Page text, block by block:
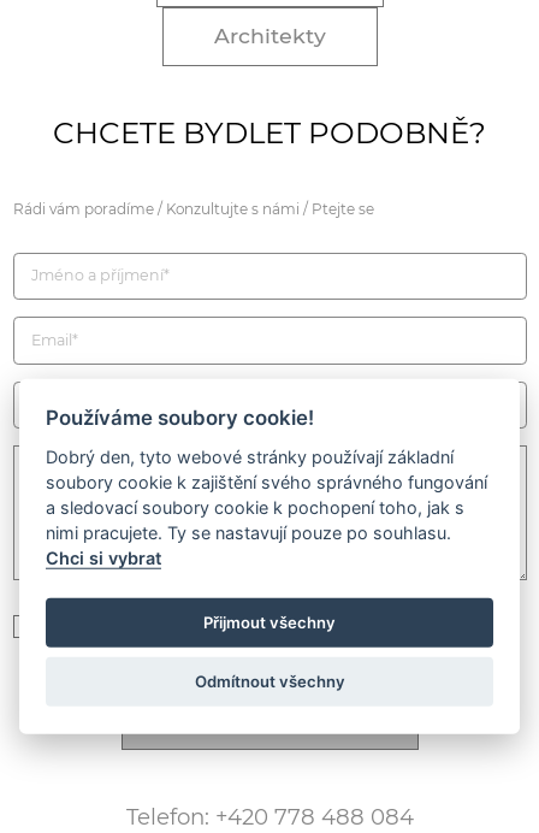
Architekty
CHCETE BYDLET PODOBNĚ?
Rádi vám poradíme / Konzultujte s námi / Ptejte se
Souhlasím se zpracovánímosobních údajů podle GDPR
Telefon: +420 778 488 084
Používáme soubory cookie!
Dobrý den, tyto webové stránky používají základní
soubory cookie k zajištění svého správného fungování
a sledovací soubory cookie k pochopení toho, jak s
nimi pracujete. Ty se nastavují pouze po souhlasu.
Chci si vybrat
Přijmout všechny
Odmítnout všechny